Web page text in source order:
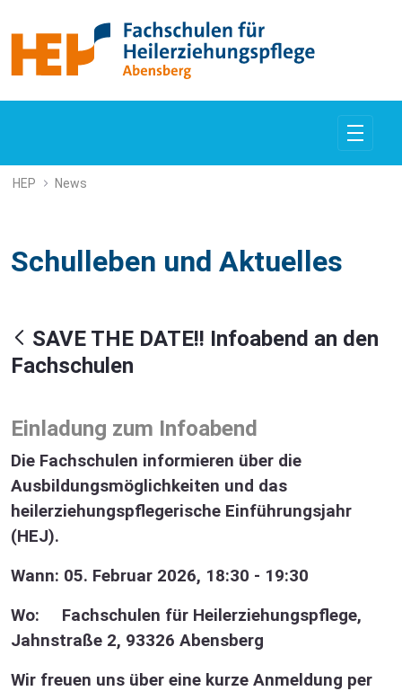
SAVE THE DATE!! Infoabend an
HEP News
Schulleben und Aktuelles
SAVE THE DATE!! Infoabend an den
Fachschulen
Einladung zum Infoabend
Die Fachschulen informieren über die
Ausbildungsmöglichkeiten und das
heilerziehungspflegerische Einführungsjahr
(HEJ).
Wann: 05. Februar 2026, 18:30 - 19:30
Wo: Fachschulen für Heilerziehungspflege,
Jahnstraße 2, 93326 Abensberg
Wir freuen uns über eine kurze Anmeldung per